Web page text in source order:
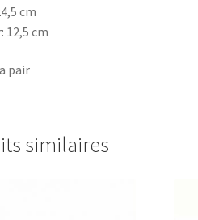
cm
12,5 cm
pair
similaires